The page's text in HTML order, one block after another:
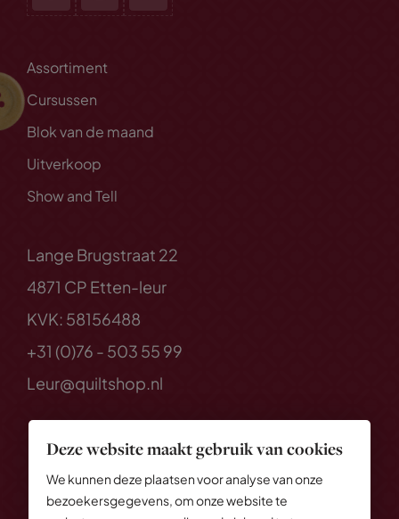
Deze website maakt gebruik van cookies
We kunnen deze plaatsen voor analyse van onze
bezoekersgegevens, om onze website te
Assortiment
Cursussen
Blok van de maand
Uitverkoop
Show and Tell
Lange Brugstraat 22
4871 CP Etten-leur
KVK: 58156488
+31 (0)76 - 503 55 99
Leur@quiltshop.nl